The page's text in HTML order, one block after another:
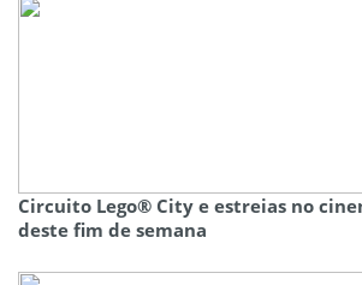
Circuito Lego® City e estreias no
deste fim de semana